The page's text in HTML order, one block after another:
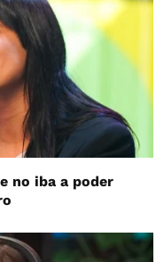
no iba a poder